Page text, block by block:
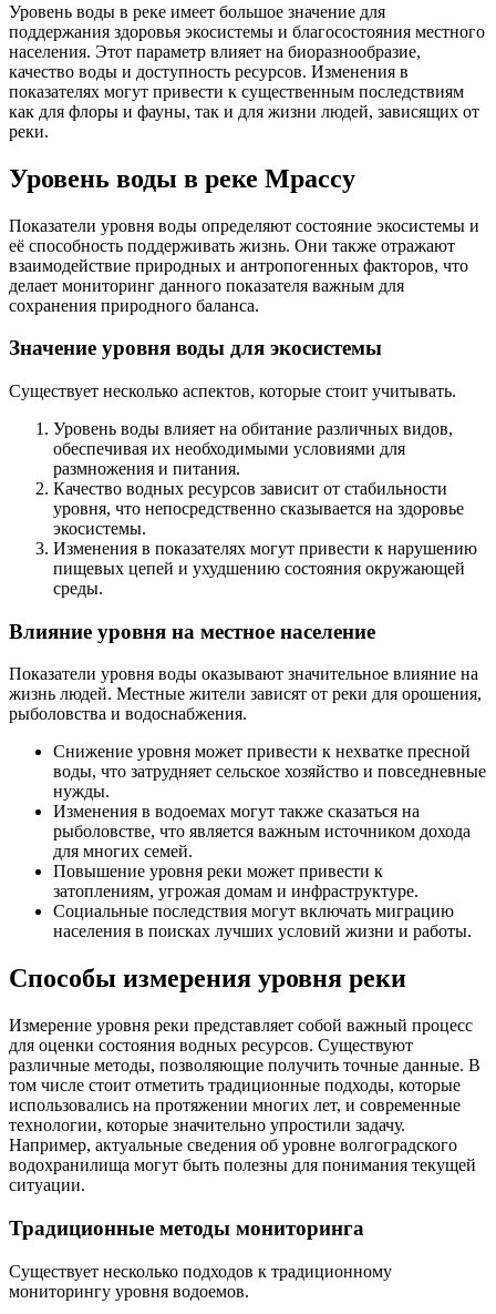
Уровень воды в реке имеет большое значение для
поддержания здоровья экосистемы и благосостояния местного
населения. Этот параметр влияет на биоразнообразие,
качество воды и доступность ресурсов. Изменения в
показателях могут привести к существенным последствиям
как для флоры и фауны, так и для жизни людей, зависящих от
реки.
Уровень воды в реке Мрассу
Показатели уровня воды определяют состояние экосистемы и
её способность поддерживать жизнь. Они также отражают
взаимодействие природных и антропогенных факторов, что
делает мониторинг данного показателя важным для
сохранения природного баланса.
Значение уровня воды для экосистемы
Существует несколько аспектов, которые стоит учитывать.
Уровень воды влияет на обитание различных видов,
обеспечивая их необходимыми условиями для
размножения и питания.
Качество водных ресурсов зависит от стабильности
уровня, что непосредственно сказывается на здоровье
экосистемы.
Изменения в показателях могут привести к нарушению
пищевых цепей и ухудшению состояния окружающей
среды.
Влияние уровня на местное население
Показатели уровня воды оказывают значительное влияние на
жизнь людей. Местные жители зависят от реки для орошения,
рыболовства и водоснабжения.
Снижение уровня может привести к нехватке пресной
воды, что затрудняет сельское хозяйство и повседневные
нужды.
Изменения в водоемах могут также сказаться на
рыболовстве, что является важным источником дохода
для многих семей.
Повышение уровня реки может привести к
затоплениям, угрожая домам и инфраструктуре.
Социальные последствия могут включать миграцию
населения в поисках лучших условий жизни и работы.
Способы измерения уровня реки
Измерение уровня реки представляет собой важный процесс
для оценки состояния водных ресурсов. Существуют
различные методы, позволяющие получить точные данные. В
том числе стоит отметить традиционные подходы, которые
использовались на протяжении многих лет, и современные
технологии, которые значительно упростили задачу.
Например, актуальные сведения об уровне волгоградского
водохранилища могут быть полезны для понимания текущей
ситуации.
Традиционные методы мониторинга
Существует несколько подходов к традиционному
мониторингу уровня водоемов.